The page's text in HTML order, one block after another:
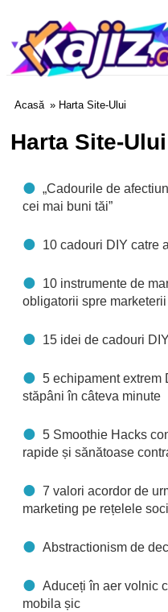
Acasă » Harta Site-Ului
Harta Site-Ului
„Cadourile de
cei mai buni tăi”
10 cadouri DIY catre
10 instrumente de
obligatorii spre
15 idei de cadouri
5 echipament extrem
stăpâni în câteva minute
5 Smoothie Hacks
rapide și sănătoase
7 valori acordor de
marketing pe rețelele
Abstractionism de
Aduceți în aer volnic
mobila șic